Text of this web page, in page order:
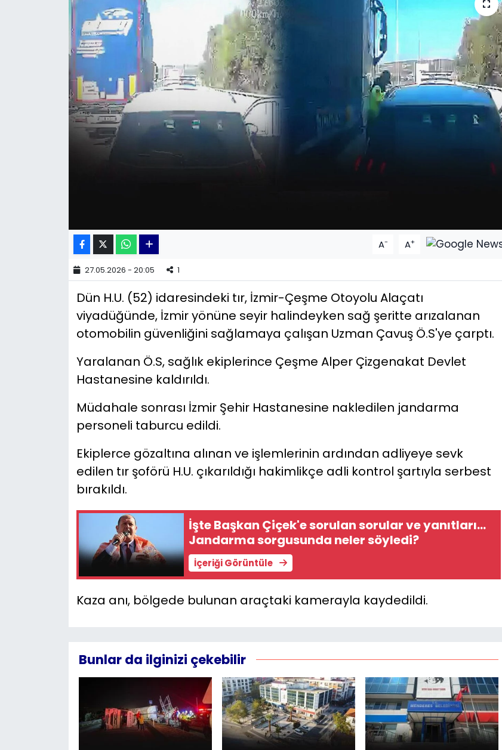
A- A+
27.05.2026 - 20:05 1
Dün H.U. (52) idaresindeki tır, İzmir-Çeşme Otoyolu Alaçatı
viyadüğünde, İzmir yönüne seyir halindeyken sağ şeritte arızalanan
otomobilin güvenliğini sağlamaya çalışan Uzman Çavuş Ö.S'ye çarptı.
Yaralanan Ö.S, sağlık ekiplerince Çeşme Alper Çizgenakat Devlet
Hastanesine kaldırıldı.
Müdahale sonrası İzmir Şehir Hastanesine nakledilen jandarma
personeli taburcu edildi.
Ekiplerce gözaltına alınan ve işlemlerinin ardından adliyeye sevk
edilen tır şoförü H.U. çıkarıldığı hakimlikçe adli kontrol şartıyla serbest
bırakıldı.
İşte Başkan Çiçek'e sorulan sorular ve yanıtları...
Jandarma sorgusunda neler söyledi?
İçeriği Görüntüle
Kaza anı, bölgede bulunan araçtaki kamerayla kaydedildi.
Bunlar da ilginizi çekebilir
KÜLTÜR SANAT
MAGAZİN
POLİTİKA
SAĞLIK
Yaşam
YEREL POLİTİKA
YEREL YÖNETİMLER